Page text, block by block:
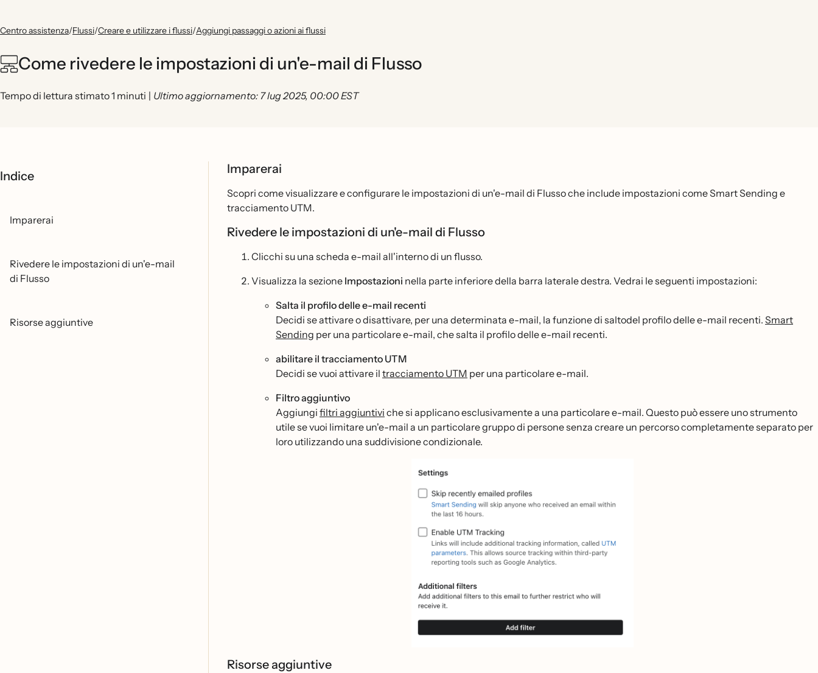
Centro assistenza/Flussi/Creare e utilizzare i flussi/Aggiungi passaggi o azioni ai flussi
Come rivedere le impostazioni di un'e-mail di Flusso
Tempo di lettura stimato 1 minuti | Ultimo aggiornamento: 7 lug 2025, 00:00 EST
Indice
Imparerai
Rivedere le impostazioni di un'e-mail
di Flusso
Risorse aggiuntive
Imparerai
Scopri come visualizzare e configurare le impostazioni di un'e-mail di Flusso che include impostazioni come Smart Sending e
tracciamento UTM.
Rivedere le impostazioni di un'e-mail di Flusso
Clicchi su una scheda e-mail all'interno di un flusso.
Visualizza la sezione Impostazioni nella parte inferiore della barra laterale destra. Vedrai le seguenti impostazioni:
Salta il profilo delle e-mail recenti
Decidi se attivare o disattivare, per una determinata e-mail, la funzione di saltodel profilo delle e-mail recenti. Smart
Sending per una particolare e-mail, che salta il profilo delle e-mail recenti.
abilitare il tracciamento UTM
Decidi se vuoi attivare il tracciamento UTM per una particolare e-mail.
Filtro aggiuntivo
Aggiungi filtri aggiuntivi che si applicano esclusivamente a una particolare e-mail. Questo può essere uno strumento
utile se vuoi limitare un'e-mail a un particolare gruppo di persone senza creare un percorso completamente separato per
loro utilizzando una suddivisione condizionale.
Risorse aggiuntive